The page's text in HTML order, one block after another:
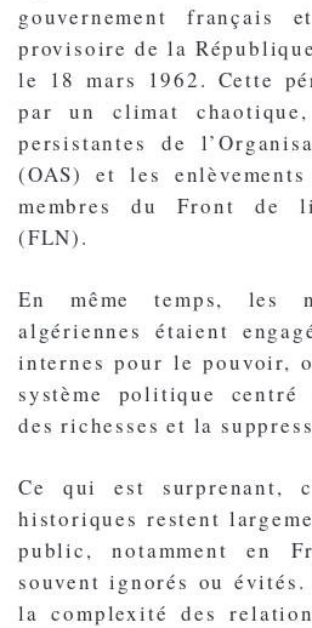
gouvernement français
provisoire de la
le 18 mars 1962. Cette
par un climat
persistantes de
(OAS) et les
membres du Front de
(FLN).
En même temps, les
algériennes étaient
internes pour le pouvoir,
système politique centré
des richesses et la
Ce qui est surprenant,
historiques restent
public, notamment en
souvent ignorés ou
la complexité des